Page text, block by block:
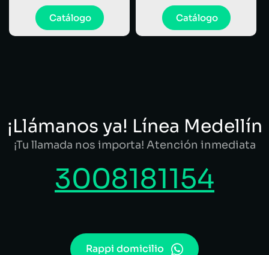
Catálogo Catálogo
¡Llámanos ya! Línea Medellín
¡Tu llamada nos importa! Atención inmediata
3008181154
Rappi domicilio